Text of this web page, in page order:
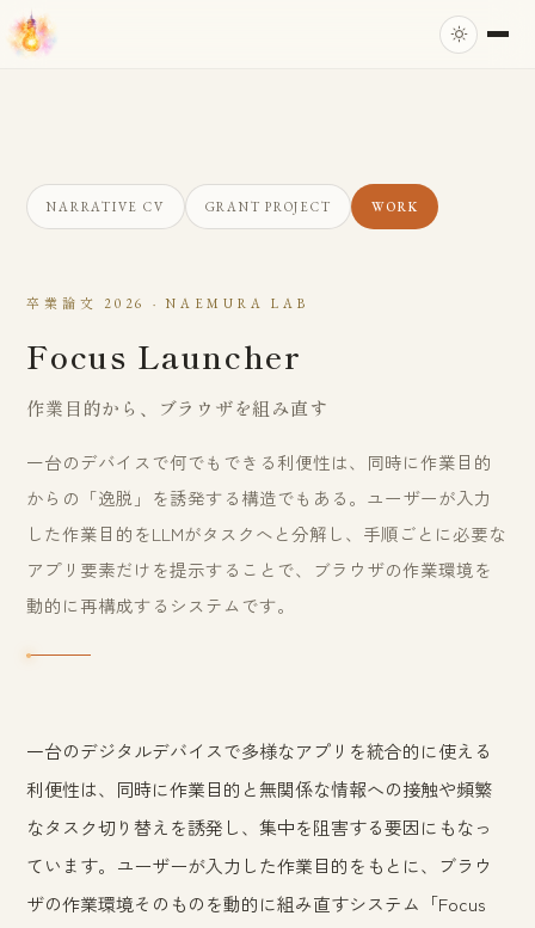
NARRATIVE CV GRANT PROJECT WORK
卒業論文 2026 · NAEMURA LAB
Focus Launcher
作業目的から、ブラウザを組み直す
一台のデバイスで何でもできる利便性は、同時に作業目的
からの「逸脱」を誘発する構造でもある。ユーザーが入力
した作業目的をLLMがタスクへと分解し、手順ごとに必要な
アプリ要素だけを提示することで、ブラウザの作業環境を
動的に再構成するシステムです。
一台のデジタルデバイスで多様なアプリを統合的に使える
利便性は、同時に作業目的と無関係な情報への接触や頻繁
なタスク切り替えを誘発し、集中を阻害する要因にもなっ
ています。ユーザーが入力した作業目的をもとに、ブラウ
ザの作業環境そのものを動的に組み直すシステム「Focus